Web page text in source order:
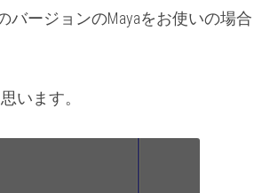
バージョンのMayaをお使いの場合
います。